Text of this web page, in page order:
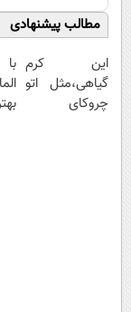
مطالب پیشنهادی
این کرم
گیاهی،مثل اتو
چروکای